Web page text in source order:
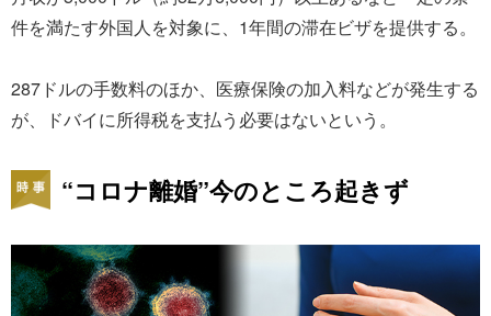
件を満たす外国人を対象に、1年間の滞在ビザを提供する。
287ドルの手数料のほか、医療保険の加入料などが発生する
が、ドバイに所得税を支払う必要はないという。
“コロナ離婚”今のところ起きず